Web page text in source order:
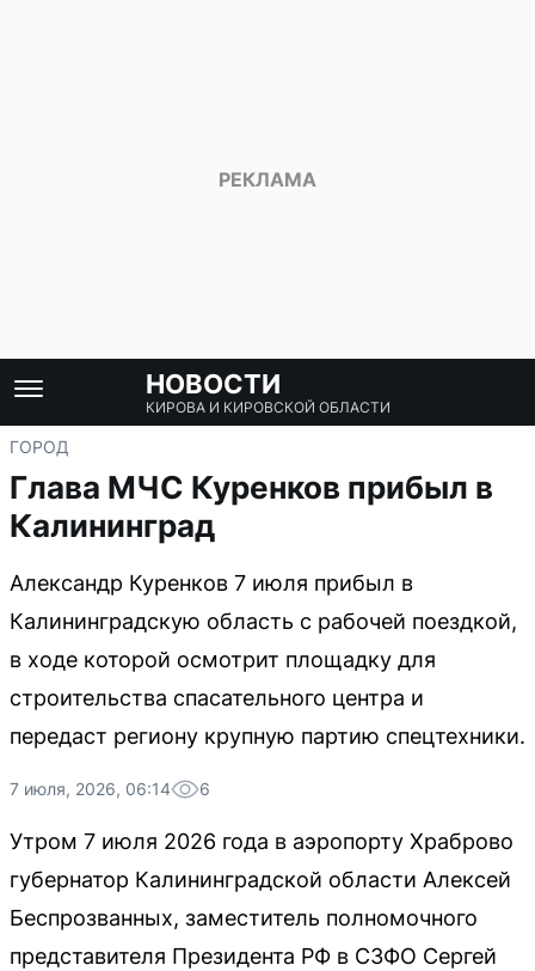
НОВОСТИ
КИРОВА И КИРОВСКОЙ ОБЛАСТИ
ГОРОД
Глава МЧС Куренков прибыл в
Калининград
Александр Куренков 7 июля прибыл в
Калининградскую область с рабочей поездкой,
в ходе которой осмотрит площадку для
строительства спасательного центра и
передаст региону крупную партию спецтехники.
7 июля, 2026, 06:14 6
Утром 7 июля 2026 года в аэропорту Храброво
губернатор Калининградской области Алексей
Беспрозванных, заместитель полномочного
представителя Президента РФ в СЗФО Сергей